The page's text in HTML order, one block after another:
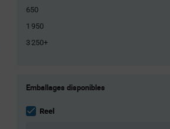
650
1 950
3 250+
Variant
section
Emballages disponibles
Reel